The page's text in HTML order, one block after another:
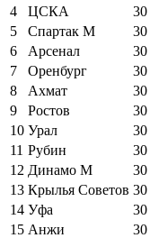
4
ЦСКА 30
5
Спартак М 30
6
Арсенал 30
7
Оренбург 30
8
Ахмат 30
9
Ростов 30
10 Урал 30
11 Рубин 30
12 Динамо М 30
13 Крылья Советов 30
14 Уфа 30
15 Анжи 30